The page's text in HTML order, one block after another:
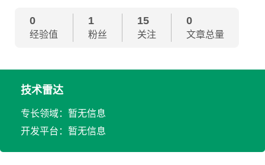
0
经验值
1
粉丝
15
关注
0
文章总量
技术雷达
专长领域：暂无信息
开发平台：暂无信息